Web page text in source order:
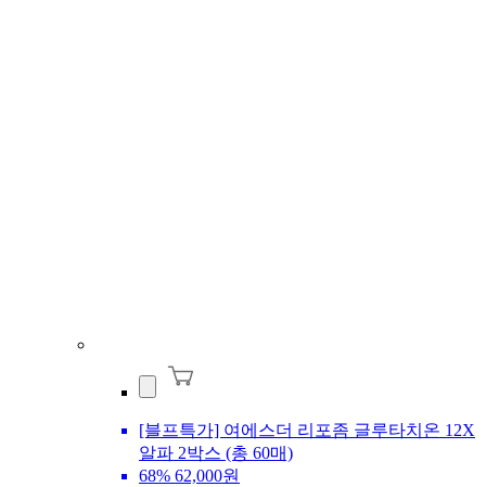
[블프특가] 여에스더 리포좀 글루타치온 12X
알파 2박스 (총 60매)
68% 62,000원